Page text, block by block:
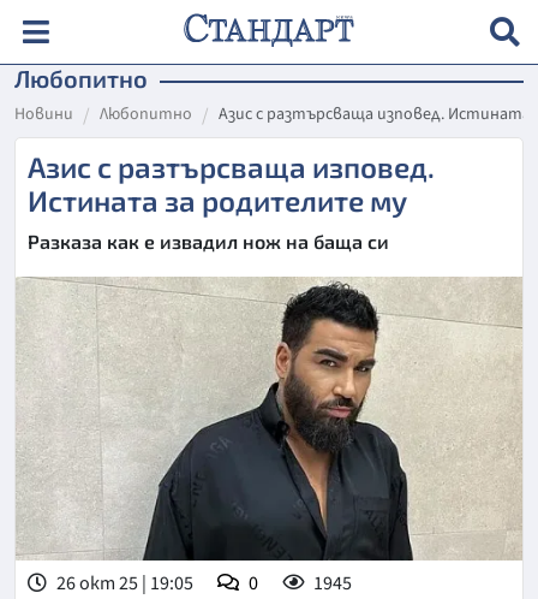
Любопитно
Новини Любопитно Азис с разтърсваща изповед.
Азис с разтърсваща изповед.
Истината за родителите му
Разказа как е извадил нож на баща си
26 окт 25 | 19:05 0 1945